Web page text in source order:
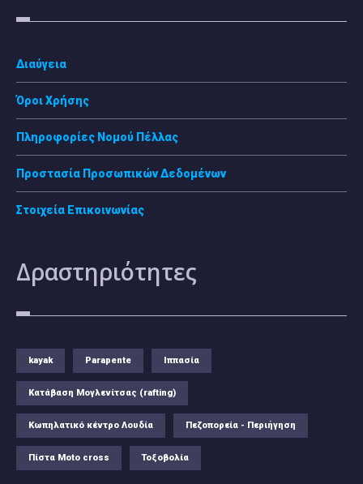
Διαύγεια
Όροι Χρήσης
Πληροφορίες Νομού Πέλλας
Προστασία Προσωπικών Δεδομένων
Στοιχεία Επικοινωνίας
Δραστηριότητες
kayak Parapente Ιππασία
Κατάβαση Μογλενίτσας (rafting)
Κωπηλατικό κέντρο Λουδία Πεζοπορεία - Περιήγηση
Πίστα Moto cross Τοξοβολία